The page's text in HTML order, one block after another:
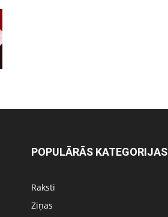
POPULĀRĀS KATEGORIJAS
Raksti
Ziņas